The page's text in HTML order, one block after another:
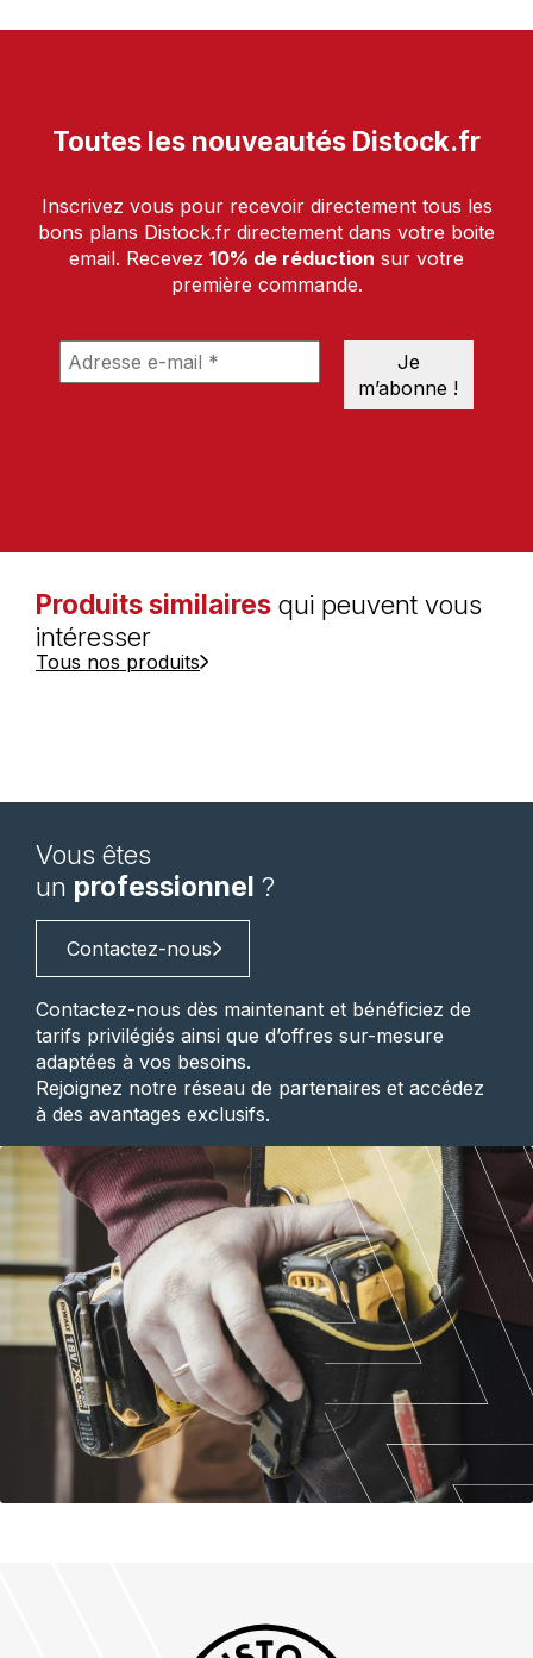
Toutes les nouveautés Distock.fr
Inscrivez vous pour recevoir directement tous les
bons plans Distock.fr directement dans votre boite
email. Recevez 10% de réduction sur votre
première commande.
Produits similaires qui peuvent vous
intéresser
Tous nos produits
Vous êtes
un professionnel ?
Contactez-nous
Contactez-nous dès maintenant et bénéficiez de
tarifs privilégiés ainsi que d’offres sur-mesure
adaptées à vos besoins.
Rejoignez notre réseau de partenaires et accédez
à des avantages exclusifs.